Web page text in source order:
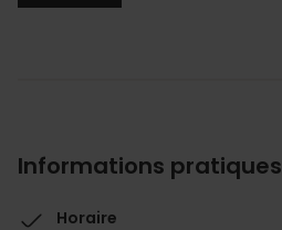
Informations pratiques
Horaire